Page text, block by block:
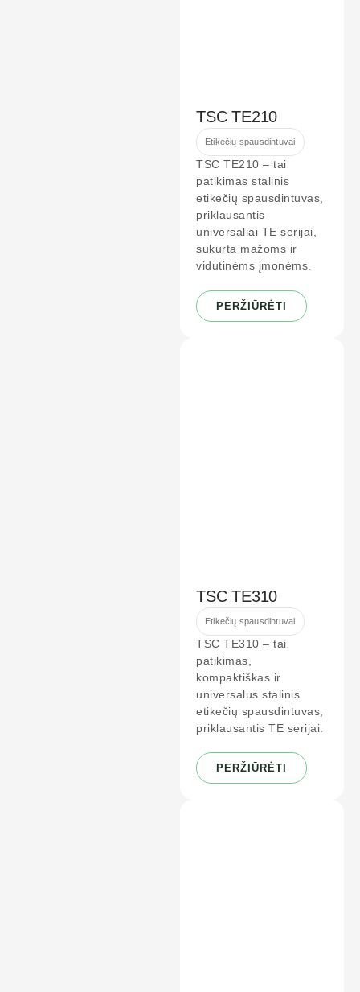
TSC TE210
Etikečių spausdintuvai
TSC TE210 – tai
patikimas stalinis
etikečių spausdintuvas,
priklausantis
universaliai TE serijai,
sukurta mažoms ir
vidutinėms įmonėms.
PERŽIŪRĖTI
TSC TE310
Etikečių spausdintuvai
TSC TE310 – tai
patikimas,
kompaktiškas ir
universalus stalinis
etikečių spausdintuvas,
priklausantis TE serijai.
PERŽIŪRĖTI